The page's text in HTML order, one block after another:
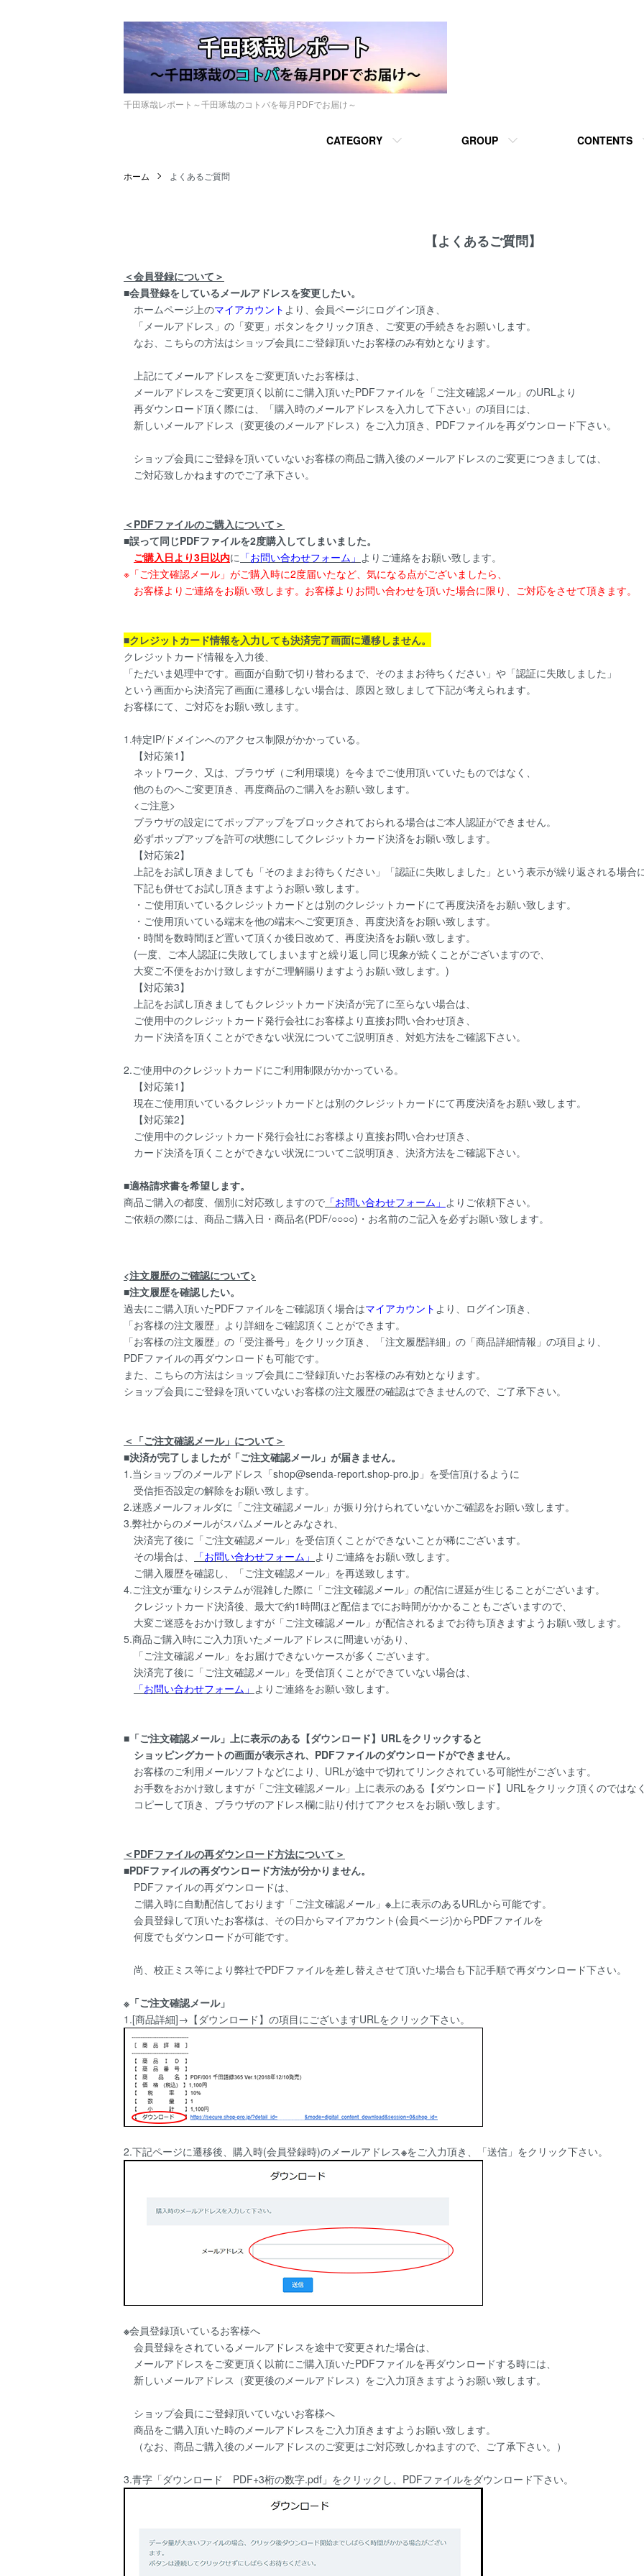
千田琢哉レポート～千田琢哉のコトバを毎月PDFでお届け～
CATEGORY GROUP CONTENTS
ホーム よくあるご質問
【よくあるご質問】
＜会員登録について＞
■会員登録をしているメールアドレスを変更したい。
ホームページ上のマイアカウント より、会員ページにログイン頂き、
「メールアドレス」の「変更」ボタンをクリック頂き、ご変更の手続きをお願いします。
なお、こちらの方法はショップ会員にご登録頂いたお客様のみ有効となります。
上記にてメールアドレスをご変更頂いたお客様は、
メールアドレスをご変更頂く以前にご購入頂いたPDFファイルを「ご注文確認メール」のURLより
再ダウンロード頂く際には、「購入時のメールアドレスを入力して下さい」の項目には、
新しいメールアドレス（変更後のメールアドレス）をご入力頂き、PDFファイルを再ダウンロード下さい。
ショップ会員にご登録を頂いていないお客様の商品ご購入後のメールアドレスのご変更につきましては、
ご対応致しかねますのでご了承下さい。
＜PDFファイルのご購入について＞
■誤って同じPDFファイルを2度購入してしまいました。
ご購入日より3日以内に 「お問い合わせフォーム 」 よりご連絡をお願い致します。
※「ご注文確認メール」がご購入時に2度届いたなど、気になる点がございましたら、
お客様よりご連絡をお願い致します。お客様よりお問い合わせを頂いた場合に限り、ご対応をさせて頂きます。
■クレジットカード情報を入力しても決済完了画面に遷移しません。
クレジットカード情報を入力後、
「ただいま処理中です。画面が自動で切り替わるまで、そのままお待ちください」や「認証に失敗しました」
という画面から決済完了画面に遷移しない場合は、原因と致しまして下記が考えられます。
お客様にて、ご対応をお願い致します。
1.特定IP/ドメインへのアクセス制限がかかっている。
【対応策1】
ネットワーク、又は、ブラウザ（ご利用環境）を今までご使用頂いていたものではなく、
他のものへご変更頂き、再度商品のご購入をお願い致します。
<ご注意>
ブラウザの設定にてポップアップをブロックされておられる場合はご本人認証ができません。
必ずポップアップを許可の状態にしてクレジットカード決済をお願い致します。
【対応策2】
上記をお試し頂きましても「そのままお待ちください」「認証に失敗しました」という表示が繰り返される場合
下記も併せてお試し頂きますようお願い致します。
・ご使用頂いているクレジットカードとは別のクレジットカードにて再度決済をお願い致します。
・ご使用頂いている端末を他の端末へご変更頂き、再度決済をお願い致します。
・時間を数時間ほど置いて頂くか後日改めて、再度決済をお願い致します。
(一度、ご本人認証に失敗してしまいますと繰り返し同じ現象が続くことがございますので、
大変ご不便をおかけ致しますがご理解賜りますようお願い致します。)
【対応策3】
上記をお試し頂きましてもクレジットカード決済が完了に至らない場合は、
ご使用中のクレジットカード発行会社にお客様より直接お問い合わせ頂き、
カード決済を頂くことができない状況についてご説明頂き、対処方法をご確認下さい。
2.ご使用中のクレジットカードにご利用制限がかかっている。
【対応策1】
現在ご使用頂いているクレジットカードとは別のクレジットカードにて再度決済をお願い致します。
【対応策2】
ご使用中のクレジットカード発行会社にお客様より直接お問い合わせ頂き、
カード決済を頂くことができない状況についてご説明頂き、決済方法をご確認下さい。
■適格請求書を希望します。
商品ご購入の都度、個別に対応致しますので 「お問い合わせフォーム 」 よりご依頼下さい。
ご依頼の際には、商品ご購入日・商品名(PDF/○○○○)・お名前のご記入を必ずお願い致します。
<注文履歴のご確認について>
■注文履歴を確認したい。
過去にご購入頂いたPDFファイルをご確認頂く場合はマイアカウント より、ログイン頂き、
「お客様の注文履歴」より詳細をご確認頂くことができます。
「お客様の注文履歴」の「受注番号」をクリック頂き、「注文履歴詳細」の「商品詳細情報」の項目より、
PDFファイルの再ダウンロードも可能です。
また、こちらの方法はショップ会員にご登録頂いたお客様のみ有効となります。
ショップ会員にご登録を頂いていないお客様の注文履歴の確認はできませんので、ご了承下さい。
＜「ご注文確認メール」について＞
■決済が完了しましたが「ご注文確認メール」が届きません。
1.当ショップのメールアドレス「shop@senda-report.shop-pro.jp」を受信頂けるように
受信拒否設定の解除をお願い致します。
2.迷惑メールフォルダに「ご注文確認メール」が振り分けられていないかご確認をお願い致します。
3.弊社からのメールがスパムメールとみなされ、
決済完了後に「ご注文確認メール」を受信頂くことができないことが稀にございます。
その場合は、
「お問い合わせフォーム 」 よりご連絡をお願い致します。
ご購入履歴を確認し、「ご注文確認メール」を再送致します。
4.ご注文が重なりシステムが混雑した際に「ご注文確認メール」の配信に遅延が生じることがございます。
クレジットカード決済後、最大で約1時間ほど配信までにお時間がかかることもございますので、
大変ご迷惑をおかけ致しますが「ご注文確認メール」が配信されるまでお待ち頂きますようお願い致します。
5.商品ご購入時にご入力頂いたメールアドレスに間違いがあり、
「ご注文確認メール」をお届けできないケースが多くございます。
決済完了後に「ご注文確認メール」を受信頂くことができていない場合は、
「お問い合わせフォーム」 よりご連絡をお願い致します。
■ 「ご注文確認メール」上に表示のある【ダウンロード】URLをクリックすると
ショッピングカートの画面が表示され、PDFファイルのダウンロードができません。
お客様のご利用メールソフトなどにより、URLが途中で切れてリンクされている可能性がございます。
お手数をおかけ致しますが「ご注文確認メール」上に表示のある【ダウンロード】URLをクリック頂くのではな
コピーして頂き、ブラウザのアドレス欄に貼り付けてアクセスをお願い致します。
＜PDFファイルの再ダウンロード方法について＞
■PDFファイルの再ダウンロード方法が分かりません。
PDFファイルの再ダウンロードは、
ご購入時に自動配信しております「ご注文確認メール」 ※上に表示のあるURLから可能です。
会員登録して頂いたお客様は、その日からマイアカウント(会員ページ)からPDFファイルを
何度でもダウンロードが可能です。
尚、校正ミス等により弊社でPDFファイルを差し替えさせて頂いた場合も下記手順で再ダウンロード下さい。
※「ご注文確認メール」
1.[商品詳細]→【ダウンロード】の項目にございますURLをクリック下さい。
2.下記ページに遷移後、購入時(会員登録時)のメールアドレス※をご入力頂き、「送信」をクリック下さい。
※会員登録頂いているお客様へ
会員登録をされているメールアドレスを途中で変更された場合は、
メールアドレスをご変更頂く以前にご購入頂いたPDFファイルを再ダウンロードする時には、
新しいメールアドレス（変更後のメールアドレス）をご入力頂きますようお願い致します。
ショップ会員にご登録頂いていないお客様へ
商品をご購入頂いた時のメールアドレスをご入力頂きますようお願い致します。
（なお、商品ご購入後のメールアドレスのご変更はご対応致しかねますので、ご了承下さい。）
3.青字「ダウンロード PDF+3桁の数字.pdf」をクリックし、PDFファイルをダウンロード下さい。